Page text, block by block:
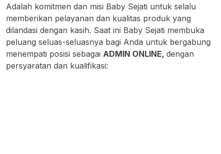
Adalah komitmen dan misi Baby Sejati untuk selalu
memberikan pelayanan dan kualitas produk yang
dilandasi dengan kasih. Saat ini Baby Sejati membuka
peluang seluas-seluasnya bagi Anda untuk bergabung
menempati posisi sebagai ADMIN ONLINE, dengan
persyaratan dan kualifikasi: